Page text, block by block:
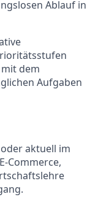
Ablauf in
dem
Aufgaben
aktuell im
Commerce,